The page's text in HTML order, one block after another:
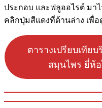
ประกอบ และฟลูออไรต์ มา
คลิกปุ่มสีแดงที่ด้านล่าง เพื่อ
ตารางเปรียบเทีย
สมุนไพร ยี่ห้